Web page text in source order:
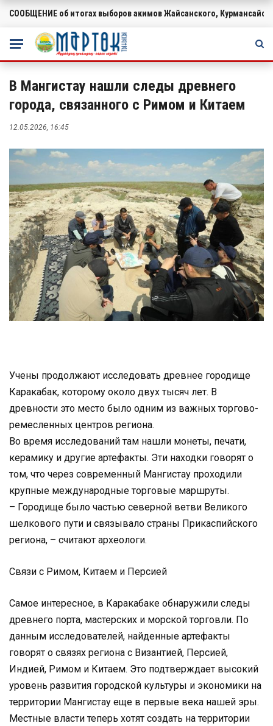
ВАЖНОЕ
СООБЩЕНИЕ об итогах выборов акимов Жайсанского,
В Мангистау нашли следы древнего
города, связанного с Римом и Китаем
12.05.2026, 16:45
Учены продолжают исследовать древнее городище
Каракабак, которому около двух тысяч лет. В
древности это место было одним из важных торгово-
ремесленных центров региона.
Во время исследований там нашли монеты, печати,
керамику и другие артефакты. Эти находки говорят о
том, что через современный Мангистау проходили
крупные международные торговые маршруты.
– Городище было частью северной ветви Великого
шелкового пути и связывало страны Прикаспийского
региона, – считают археологи.
Связи с Римом, Китаем и Персией
Самое интересное, в Каракабаке обнаружили следы
древнего порта, мастерских и морской торговли. По
данным исследователей, найденные артефакты
говорят о связях региона с Византией, Персией,
Индией, Римом и Китаем. Это подтверждает высокий
уровень развития городской культуры и экономики на
территории Мангистау еще в первые века нашей эры.
Местные власти теперь хотят создать на территории